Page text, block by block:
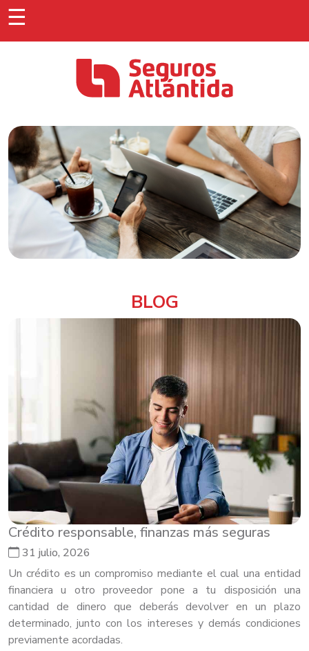
☰
BLOG
Crédito responsable, finanzas más seguras
31 julio, 2026
Un crédito es un compromiso mediante el cual una entidad
financiera u otro proveedor pone a tu disposición una
cantidad de dinero que deberás devolver en un plazo
determinado, junto con los intereses y demás condiciones
previamente acordadas.